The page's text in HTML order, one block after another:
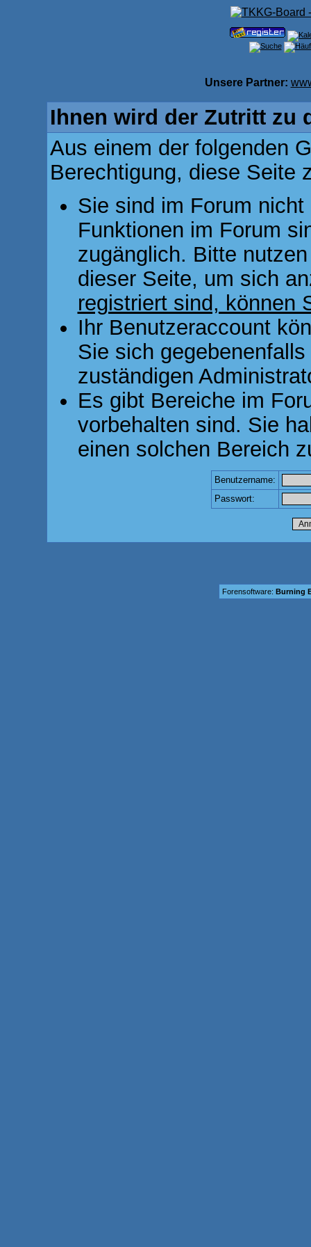
Unsere Partner:
Ihnen wird der Zutritt zu
Aus einem der folgenden
Berechtigung, diese Seite
Sie sind im Forum
Funktionen im Forum
zugänglich. Bitte
dieser Seite, um sich
registriert sind, können
Ihr Benutzeraccount
Sie sich
zuständigen
Es gibt Bereiche im
vorbehalten sind. Sie
einen solchen Bereich
Benutzername:
Passwort:
Forensoftware: Burning